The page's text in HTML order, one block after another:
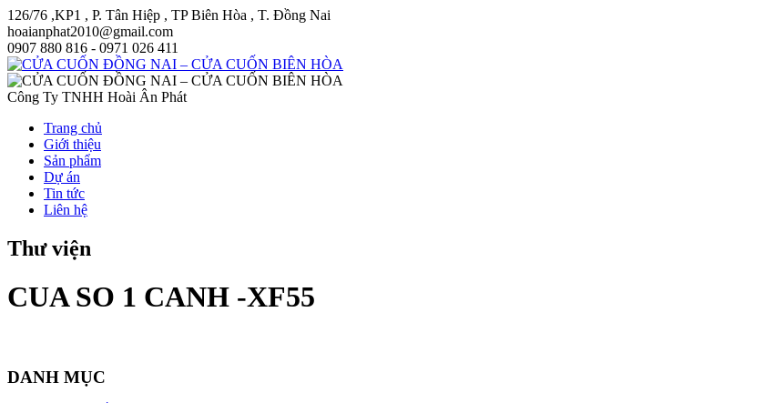
126/76 ,KP1 , P. Tân Hiệp , TP Biên Hòa , T. Đồng Nai
hoaianphat2010@gmail.com
0907 880 816 - 0971 026 411
Công Ty TNHH Hoài Ân Phát
Trang chủ
Giới thiệu
Sản phẩm
Dự án
Tin tức
Liên hệ
Thư viện
CUA SO 1 CANH -XF55
DANH MỤC